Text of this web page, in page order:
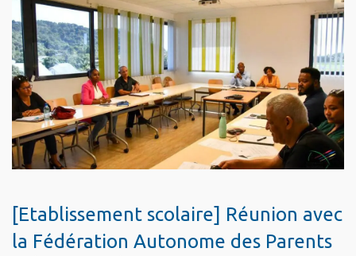
[Etablissement scolaire] Réunion avec
la Fédération Autonome des Parents